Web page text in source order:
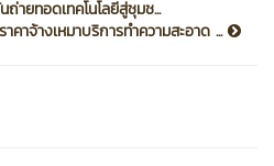
ยทอดเทคโนโลยีสู่ชุมช...
คาจ้างเหมาบริการทำความสะอาด ...